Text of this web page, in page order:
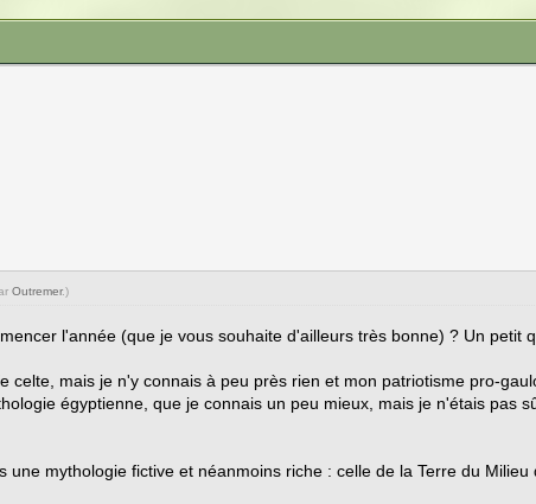
Outremer.)
l'année (que je vous souhaite d'ailleurs très bonne) ? Un petit
celte, mais je n'y connais à peu près rien et mon patriotisme pro-
égyptienne, que je connais un peu mieux, mais je n'étais pas
mythologie fictive et néanmoins riche : celle de la Terre du Milieu